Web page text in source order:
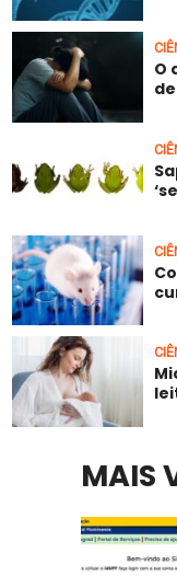
O
MAIS